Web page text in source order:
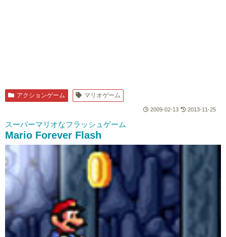
アクションゲーム マリオゲーム
2009-02-13 2013-11-25
スーパーマリオなフラッシュゲーム
Mario Forever Flash